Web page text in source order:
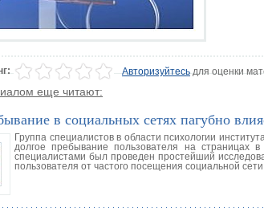
Авторизуйтесьдля оценки
еще читают:
в социальных сетях пагубно
Группа специалистов в области психологии
долгое пребывание пользователя на страницах
специалистами был проведен простейший
пользователя от частого посещения социальной сети